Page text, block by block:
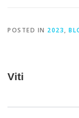
POSTED IN 2023,
Viti